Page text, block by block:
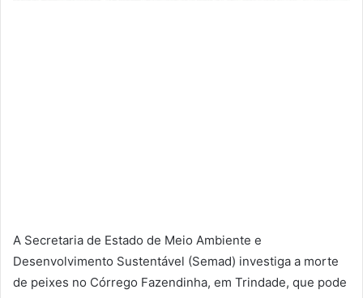
A Secretaria de Estado de Meio Ambiente e
Desenvolvimento Sustentável (Semad) investiga a morte
de peixes no Córrego Fazendinha, em Trindade, que pode